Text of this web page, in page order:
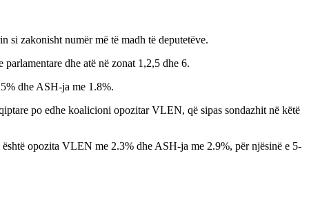
si zakonisht numër më të madh të deputetëve.
dhe atë në zonat 1,2,5 dhe 6.
dhe ASH-ja me 1.8%.
po edhe koalicioni opozitar VLEN, që sipas sondazhit në këtë
opozita VLEN me 2.3% dhe ASH-ja me 2.9%, për njësinë e 5-